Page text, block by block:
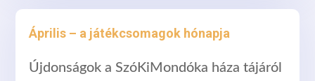
Április – a játékcsomagok hónapja
Újdonságok a SzóKiMondóka háza tájáról